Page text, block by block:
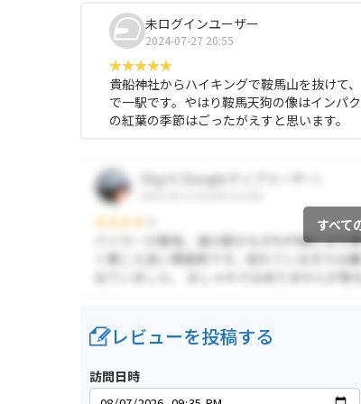
未ログインユーザー
2024-07-27 20:55
貴船神社からハイキングで鞍馬山を抜けて
で一駅です。やはり鞍馬天狗の像はインパ
の紅葉の季節はごったがえすと思います。
すべて
レビューを投稿する
訪問日時